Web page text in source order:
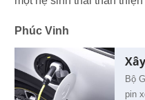
Phúc Vinh
Bộ
pin